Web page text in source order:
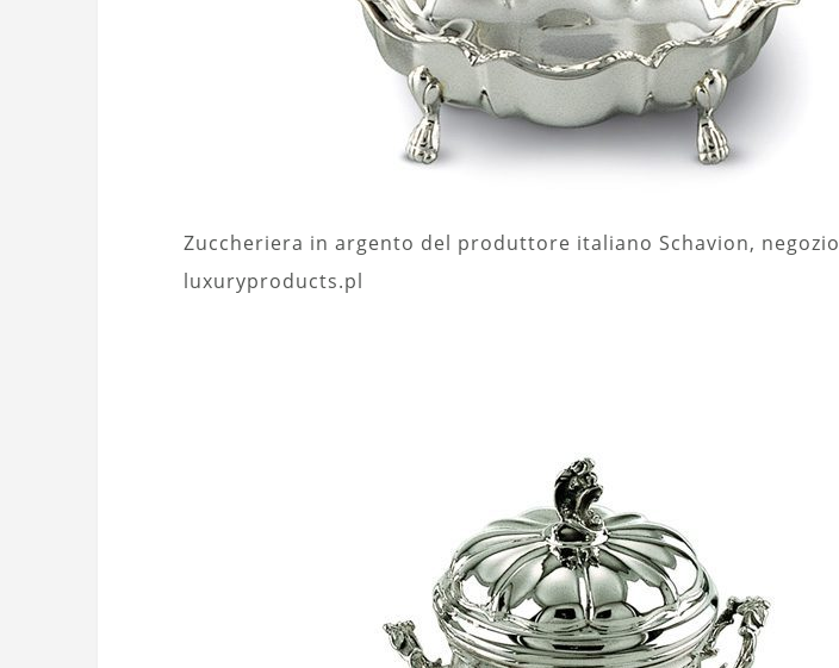
Zuccheriera in argento del produttore italiano Schavion, negozio
luxuryproducts.pl